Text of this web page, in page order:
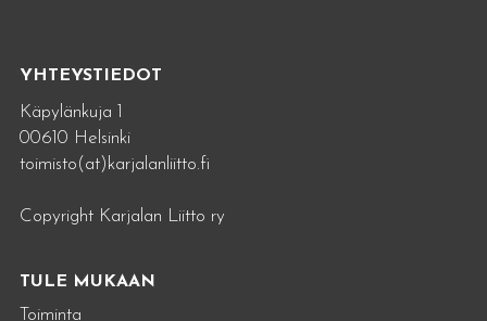
YHTEYSTIEDOT
Käpylänkuja 1
00610 Helsinki
toimisto(at)karjalanliitto.fi
Copyright Karjalan Liitto ry
TULE MUKAAN
Toiminta